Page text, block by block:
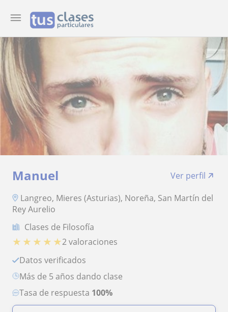
Manuel
Ver perfil
Langreo, Mieres (Asturias), Noreña, San Martín del
Rey Aurelio
Clases de Filosofía
★ ★ ★ ★ ★2 valoraciones
Datos verificados
más de 5 años dando clase
Tasa de respuesta 100%